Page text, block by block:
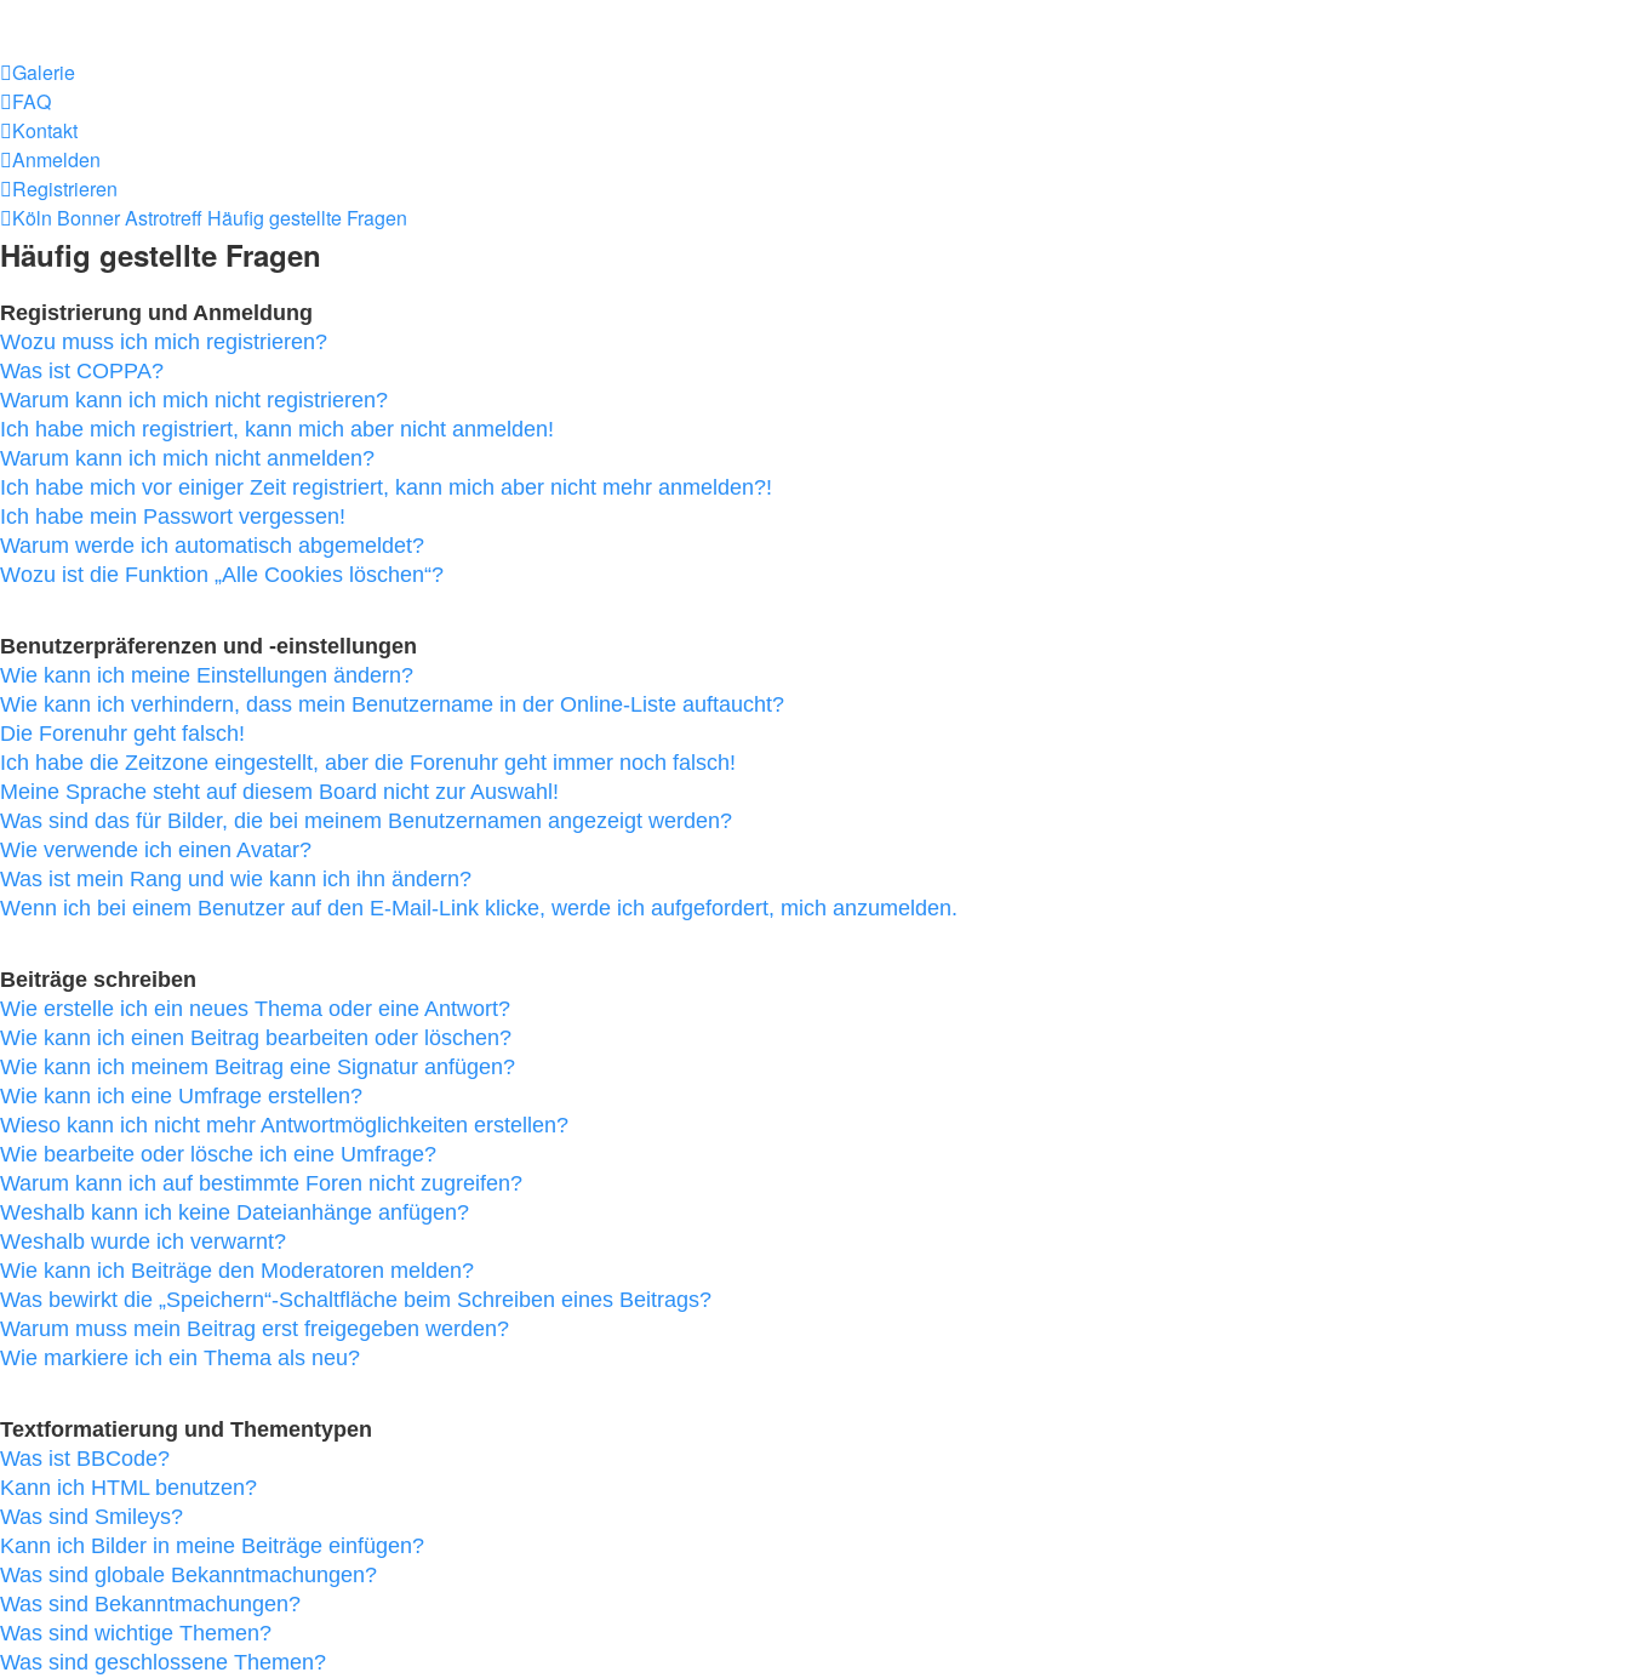
Galerie
FAQ
Kontakt
Anmelden
Registrieren
Köln Bonner Astrotreff Häufig gestellte Fragen
Häufig gestellte Fragen
Registrierung und Anmeldung
Wozu muss ich mich registrieren?
Was ist COPPA?
Warum kann ich mich nicht registrieren?
Ich habe mich registriert, kann mich aber nicht anmelden!
Warum kann ich mich nicht anmelden?
Ich habe mich vor einiger Zeit registriert, kann mich aber nicht mehr anmelden?!
Ich habe mein Passwort vergessen!
Warum werde ich automatisch abgemeldet?
Wozu ist die Funktion „Alle Cookies löschen“?
Benutzerpräferenzen und -einstellungen
Wie kann ich meine Einstellungen ändern?
Wie kann ich verhindern, dass mein Benutzername in der Online-Liste auftaucht?
Die Forenuhr geht falsch!
Ich habe die Zeitzone eingestellt, aber die Forenuhr geht immer noch falsch!
Meine Sprache steht auf diesem Board nicht zur Auswahl!
Was sind das für Bilder, die bei meinem Benutzernamen angezeigt werden?
Wie verwende ich einen Avatar?
Was ist mein Rang und wie kann ich ihn ändern?
Wenn ich bei einem Benutzer auf den E-Mail-Link klicke, werde ich aufgefordert, mich anzumelden.
Beiträge schreiben
Wie erstelle ich ein neues Thema oder eine Antwort?
Wie kann ich einen Beitrag bearbeiten oder löschen?
Wie kann ich meinem Beitrag eine Signatur anfügen?
Wie kann ich eine Umfrage erstellen?
Wieso kann ich nicht mehr Antwortmöglichkeiten erstellen?
Wie bearbeite oder lösche ich eine Umfrage?
Warum kann ich auf bestimmte Foren nicht zugreifen?
Weshalb kann ich keine Dateianhänge anfügen?
Weshalb wurde ich verwarnt?
Wie kann ich Beiträge den Moderatoren melden?
Was bewirkt die „Speichern“-Schaltfläche beim Schreiben eines Beitrags?
Warum muss mein Beitrag erst freigegeben werden?
Wie markiere ich ein Thema als neu?
Textformatierung und Thementypen
Was ist BBCode?
Kann ich HTML benutzen?
Was sind Smileys?
Kann ich Bilder in meine Beiträge einfügen?
Was sind globale Bekanntmachungen?
Was sind Bekanntmachungen?
Was sind wichtige Themen?
Was sind geschlossene Themen?